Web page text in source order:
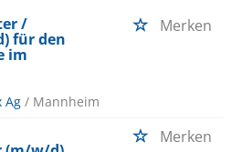
/
für den
im
Merken
Ag / Mannheim
Merken